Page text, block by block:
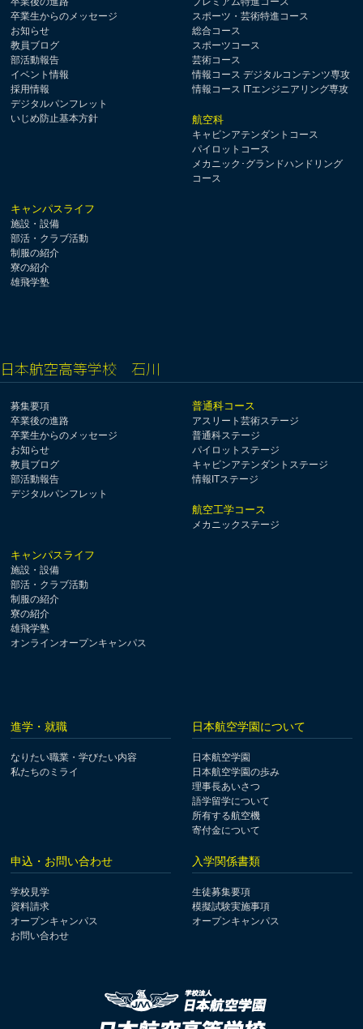
卒業生からのメッセージ
お知らせ
教員ブログ
部活動報告
イベント情報
採用情報
デジタルパンフレット
いじめ防止基本方針
スポーツ・芸術特進コース
総合コース
スポーツコース
芸術コース
情報コース デジタルコンテンツ専攻
情報コース ITエンジニアリング専攻
航空科
キャビンアテンダントコース
パイロットコース
メカニック･グランドハンドリング
コース
キャンパスライフ
施設・設備
部活・クラブ活動
制服の紹介
寮の紹介
雄飛学塾
日本航空高等学校 石川
募集要項
卒業後の進路
卒業生からのメッセージ
お知らせ
教員ブログ
部活動報告
デジタルパンフレット
普通科コース
アスリート芸術ステージ
普通科ステージ
パイロットステージ
キャビンアテンダントステージ
情報ITステージ
航空工学コース
メカニックステージ
キャンパスライフ
施設・設備
部活・クラブ活動
制服の紹介
寮の紹介
雄飛学塾
オンラインオープンキャンパス
進学・就職
なりたい職業・学びたい内容
私たちのミライ
日本航空学園について
日本航空学園
日本航空学園の歩み
理事長あいさつ
語学留学について
所有する航空機
寄付金について
申込・お問い合わせ
学校見学
資料請求
オープンキャンパス
お問い合わせ
入学関係書類
生徒募集要項
模擬試験実施事項
オープンキャンパス